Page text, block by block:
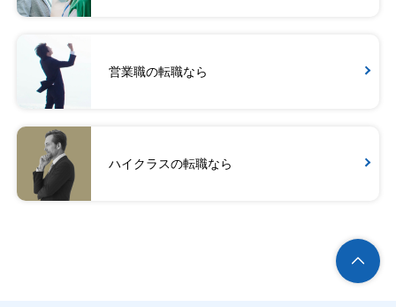
営業職の転職なら
ハイクラスの転職なら